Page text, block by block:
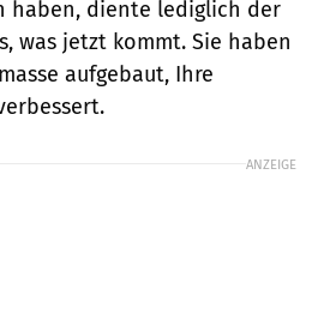
haben, diente lediglich der
was jetzt kommt. Sie haben
aufgebaut, Ihre
ANZEIGE